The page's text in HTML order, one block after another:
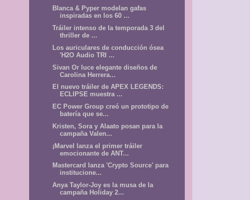
Blanca & Pyper modelan gafas
inspiradas en los 60 ...
Tráiler intenso de la temporada 3 del
thriller de ...
Los auriculares de conducción ósea
'H2O Audio TRI ...
Sivan Or luce elegante diseños de
Carolina Herrera...
El nuevo tráiler de APEX LEGENDS:
ECLIPSE muestra ...
EC Power Group creó un prototipo de
batería que se...
Kristen, Sora y Alaato posan para la
campaña Valen...
¡Marvel lanza el primer tráiler
emocionante de ANT...
Mastercard lanza 'Crypto Source' para
institucione...
Anya Taylor-Joy es la musa de la
campaña Holiday 2...